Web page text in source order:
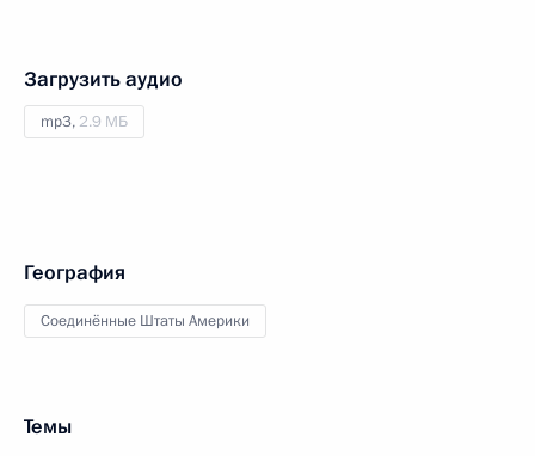
Загрузить аудио
mp3, 2.9 МБ
География
Соединённые Штаты Америки
Темы